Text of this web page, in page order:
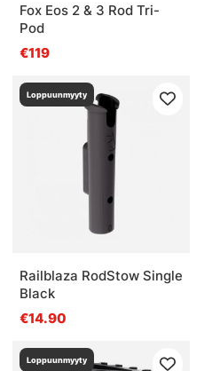
Fox Eos 2 & 3 Rod Tri-
Pod
€119
Loppuunmyyty
Railblaza RodStow Single
Black
€14.90
Loppuunmyyty